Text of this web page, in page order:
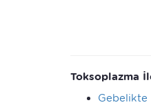
Toksoplazma
Gebelikte